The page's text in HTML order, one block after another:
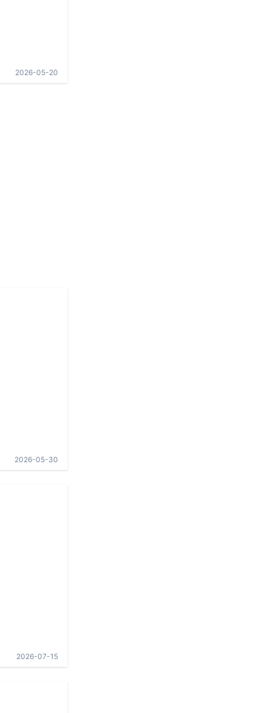
2026-05-20
2026-05-30
2026-07-15